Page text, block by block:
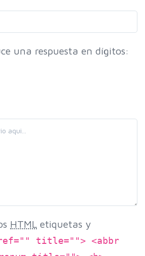
una respuesta en dígitos:
HTML etiquetas y
title=""> <abbr